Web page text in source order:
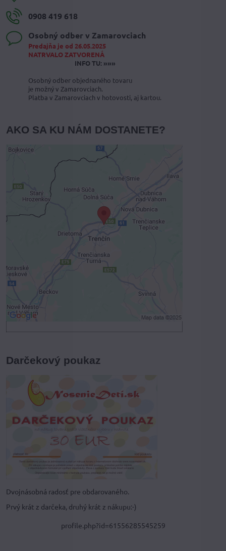
0908 419 618
Osobný odber v Zamarovciach
Predajňa je od 26.05.2025
NATRVALO ZATVORENÁ
INFO TU: »»»
Osobný odber objednaného tovaru
je možný v Zamarovciach.
Platba v Zamarovciach v hotovosti, aj kartou.
AKO SA KU NÁM DOSTANETE?
Externý obsah je blokovaný
Voľbami súkromia
Prajete si načítať externý obsah?
Povoliť tentokrát
Povoliť a zapamätať - súhlas s druhom
cookie: Funkčné
Darčekový poukaz
Dvojnásobná radosť pre obdarovaného.
Prvý krát z darčeka, druhý krát z nákupu:-)
profile.php?id=61556285545259